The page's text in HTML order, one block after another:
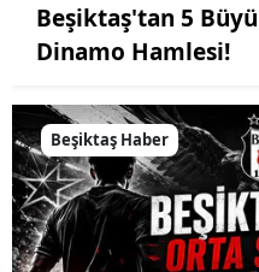
Beşiktaş'tan 5
Dinamo Hamlesi!
Beşiktaş Haber